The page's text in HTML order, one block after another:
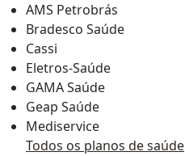
AMS Petrobrás
Bradesco Saúde
Cassi
Eletros-Saúde
GAMA Saúde
Geap Saúde
Mediservice
Todos os planos de saúde